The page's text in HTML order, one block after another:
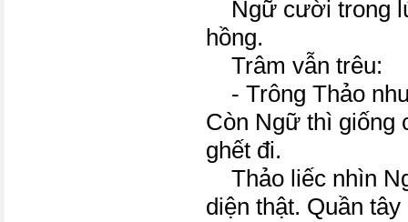
Ngữ cười trong
hồng.
Trâm vẫn trêu:
- Trông Thảo
Còn Ngữ thì giống
ghết đi.
Thảo liếc nhìn
diện thật. Quần